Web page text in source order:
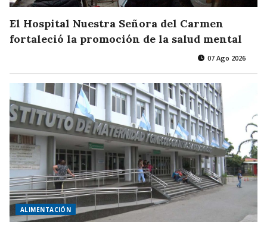
El Hospital Nuestra Señora del Carmen
fortaleció la promoción de la salud mental
07 Ago 2026
ALIMENTACIÓN